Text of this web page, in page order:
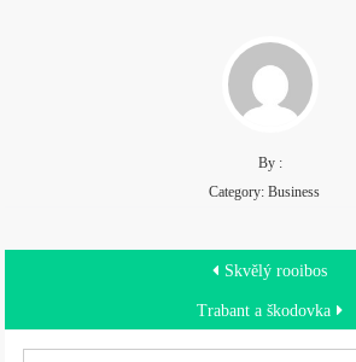
By :
Category: Business
pro
Skvělý rooibos
Trabant a škodovka